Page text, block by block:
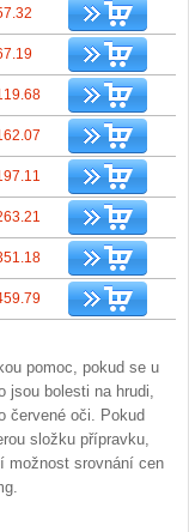
pomoc, pokud se u
jsou bolesti na hrudi,
červené oči. Pokud
složku přípravku,
možnost srovnání cen